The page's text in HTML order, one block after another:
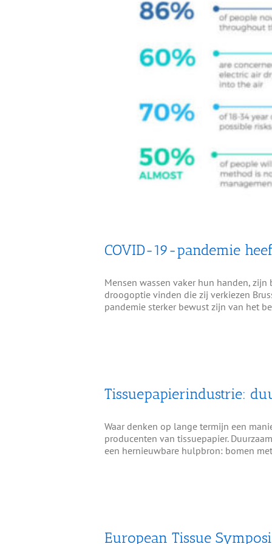
COVID-19-pandemie
Mensen wassen vaker hun handen,
droogoptie vinden die zij verkiezen
pandemie sterker bewust zijn van het
Tissuepapierindustrie:
Waar denken op lange termijn een
producenten van tissuepapier.
een hernieuwbare hulpbron: bomen
European Tissue